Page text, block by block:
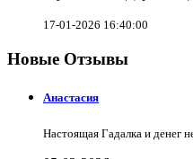
17-01-2026 16:40:00
Новые Отзывы
Анастасия
Настоящая Гадалка и денег